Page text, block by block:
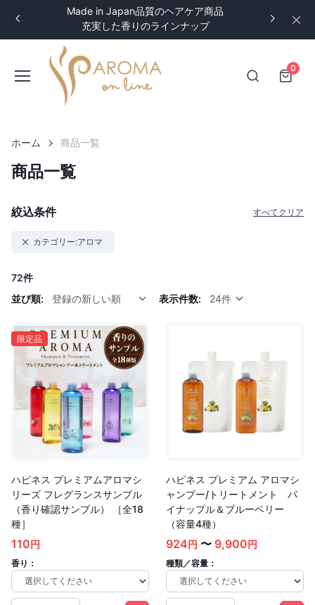
Made in Japan品質のヘアケア商品
充実した香りのラインナップ
0
ホーム 商品一覧
商品一覧
絞込条件 すべてクリア
カテゴリー:アロマ
72件
並び順:
登録の新しい順 表示件数: 24件
限定品
ハピネス プレミアムアロマシ
リーズ フレグランスサンプル
（香り確認サンプル） ［全18
種］
110円
香り：
ハピネス プレミアム アロマシ
ャンプー/トリートメント パ
イナップル＆ブルーベリー
（容量4種）
924円 〜 9,900円
種類／容量：